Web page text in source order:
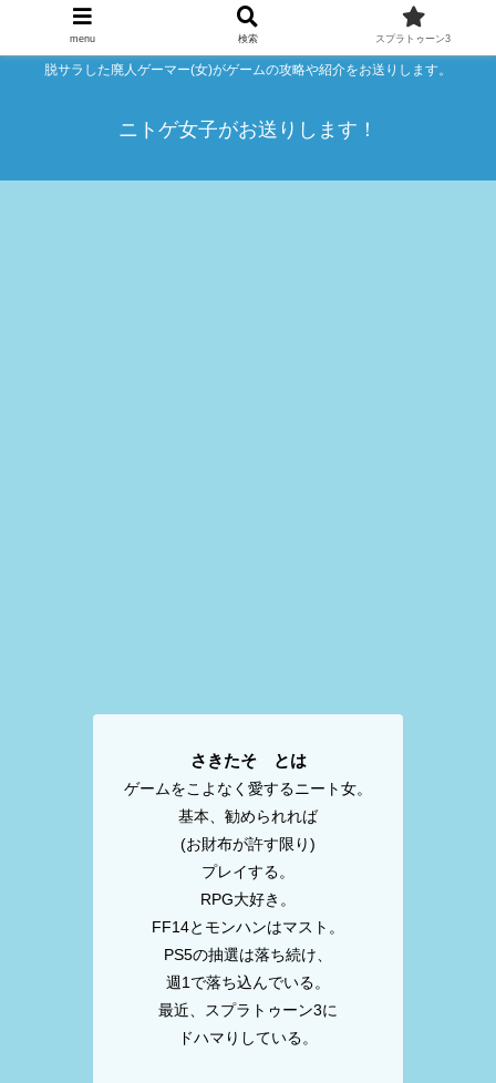
脱サラした廃人ゲーマー(女)がゲームの攻略や紹介をお送りします。
ニトゲ女子がお送りします！
さきたそ とは
ゲームをこよなく愛するニート女。
基本、勧められれば
(お財布が許す限り)
プレイする。
RPG大好き。
FF14とモンハンはマスト。
PS5の抽選は落ち続け、
週1で落ち込んでいる。
最近、スプラトゥーン3に
ドハマりしている。
menu 検索 スプラトゥーン3